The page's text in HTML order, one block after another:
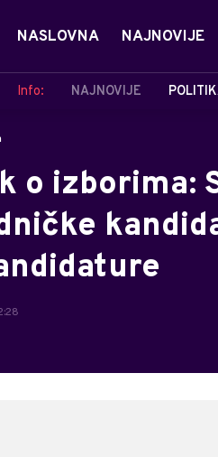
NASLOVNA NAJNOVIJE
Info: NAJNOVIJE
o izborima: